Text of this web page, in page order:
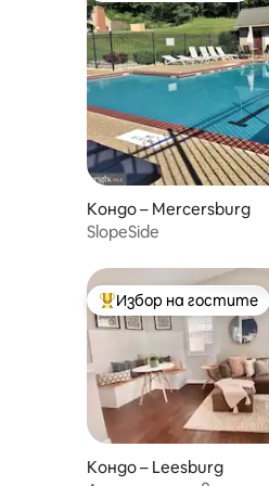
Кондо – Mercersburg
SlopeSide
Най-популярен избор
Избор на гостите
Кондо – Leesburg